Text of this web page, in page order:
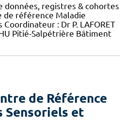
données, registres & cohortes
de référence Maladie
: Dr P. LAFORET
Pitié-Salpétrière Bâtiment
de Référence
Sensoriels et